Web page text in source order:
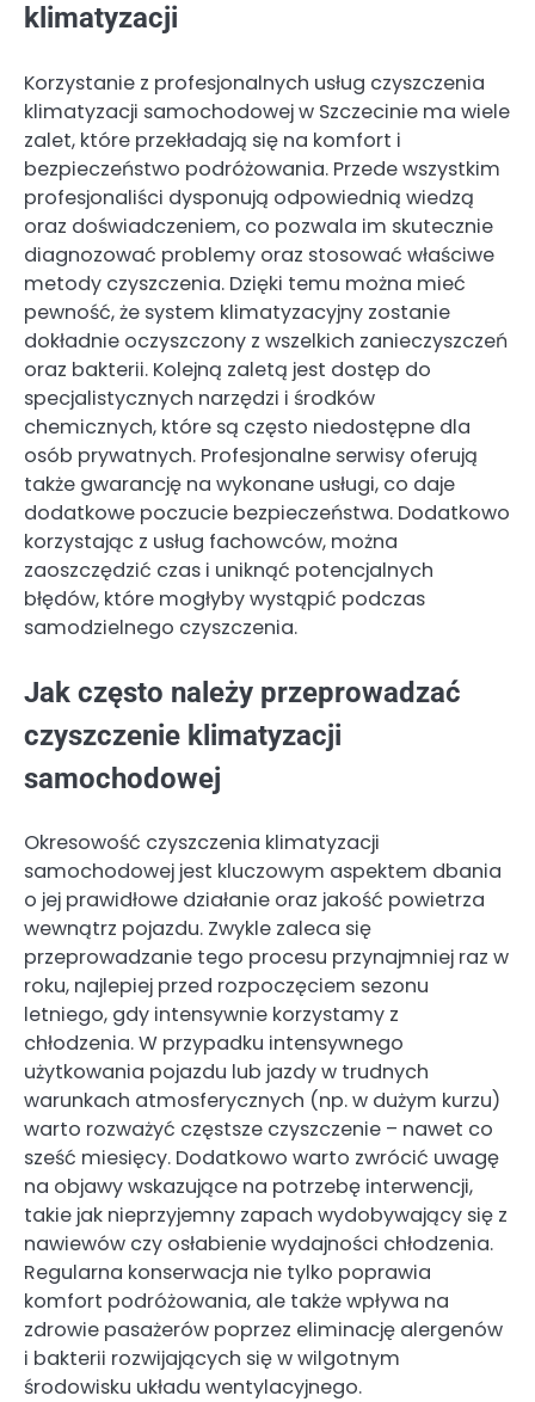
klimatyzacji
Korzystanie z profesjonalnych usług czyszczenia
klimatyzacji samochodowej w Szczecinie ma wiele
zalet, które przekładają się na komfort i
bezpieczeństwo podróżowania. Przede wszystkim
profesjonaliści dysponują odpowiednią wiedzą
oraz doświadczeniem, co pozwala im skutecznie
diagnozować problemy oraz stosować właściwe
metody czyszczenia. Dzięki temu można mieć
pewność, że system klimatyzacyjny zostanie
dokładnie oczyszczony z wszelkich zanieczyszczeń
oraz bakterii. Kolejną zaletą jest dostęp do
specjalistycznych narzędzi i środków
chemicznych, które są często niedostępne dla
osób prywatnych. Profesjonalne serwisy oferują
także gwarancję na wykonane usługi, co daje
dodatkowe poczucie bezpieczeństwa. Dodatkowo
korzystając z usług fachowców, można
zaoszczędzić czas i uniknąć potencjalnych
błędów, które mogłyby wystąpić podczas
samodzielnego czyszczenia.
Jak często należy przeprowadzać
czyszczenie klimatyzacji
samochodowej
Okresowość czyszczenia klimatyzacji
samochodowej jest kluczowym aspektem dbania
o jej prawidłowe działanie oraz jakość powietrza
wewnątrz pojazdu. Zwykle zaleca się
przeprowadzanie tego procesu przynajmniej raz w
roku, najlepiej przed rozpoczęciem sezonu
letniego, gdy intensywnie korzystamy z
chłodzenia. W przypadku intensywnego
użytkowania pojazdu lub jazdy w trudnych
warunkach atmosferycznych (np. w dużym kurzu)
warto rozważyć częstsze czyszczenie – nawet co
sześć miesięcy. Dodatkowo warto zwrócić uwagę
na objawy wskazujące na potrzebę interwencji,
takie jak nieprzyjemny zapach wydobywający się z
nawiewów czy osłabienie wydajności chłodzenia.
Regularna konserwacja nie tylko poprawia
komfort podróżowania, ale także wpływa na
zdrowie pasażerów poprzez eliminację alergenów
i bakterii rozwijających się w wilgotnym
środowisku układu wentylacyjnego.